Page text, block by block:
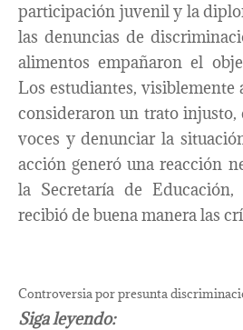
participación juvenil y la
las denuncias de
alimentos empañaron el
Los estudiantes, visiblemente
consideraron un trato injusto,
voces y denunciar la
acción generó una reacción
la Secretaría de
recibió de buena manera las
Controversia por presunta
Siga leyendo: